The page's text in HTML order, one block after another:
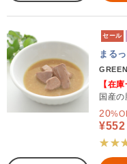
セール
まる
【在
国産
20
¥552